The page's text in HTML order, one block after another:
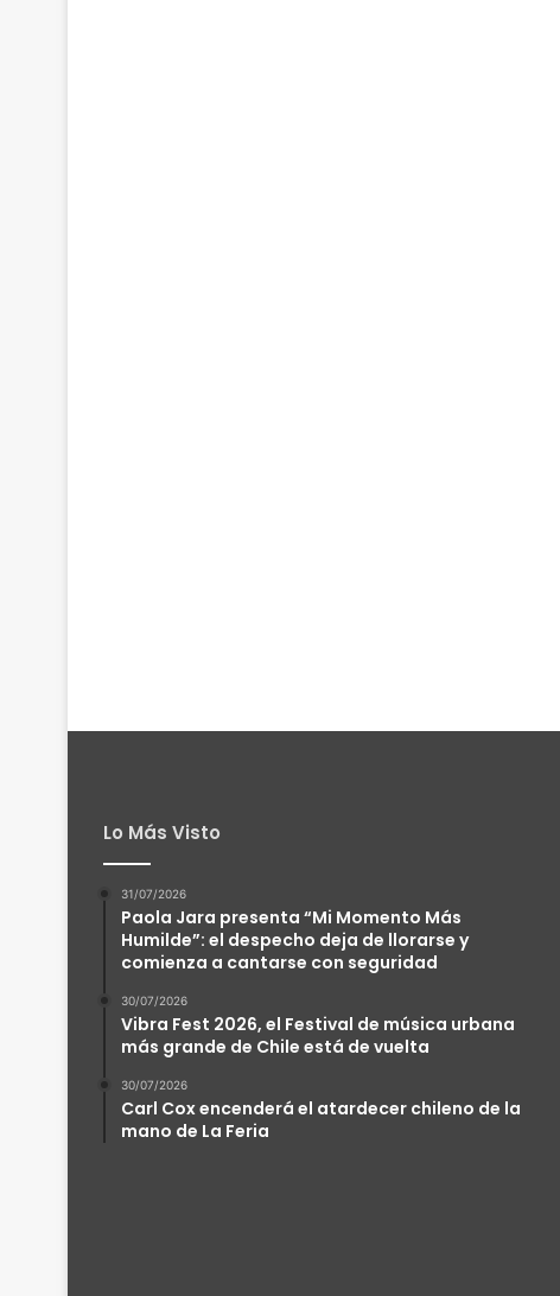
Lo Más Visto
31/07/2026
Paola Jara presenta “Mi Momento Más
Humilde”: el despecho deja de llorarse y
comienza a cantarse con seguridad
30/07/2026
Vibra Fest 2026, el Festival de música urbana
más grande de Chile está de vuelta
30/07/2026
Carl Cox encenderá el atardecer chileno de la
mano de La Feria